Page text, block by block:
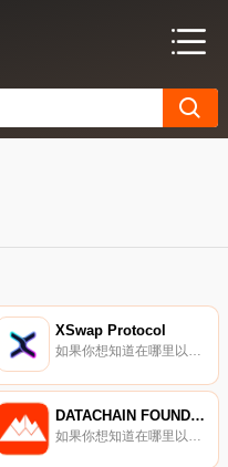
XSwap Protocol
如果你想知道在哪里以当前价格购买XSwap Protocol,目前交易{XSwap Protocol]股票的顶级加密货币交易所是Bitrue、ProBit Global和HotXSPt。您可以在我们的加密货币交易所页面上找到其他列表.
DATACHAIN FOUNDATION (DC)